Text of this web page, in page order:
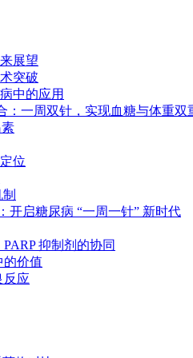
展望
突破
中的应用
：一周双针，实现血糖与体重双
位
开启糖尿病 “一周一针” 新时代
抑制剂的协同
的价值
反应